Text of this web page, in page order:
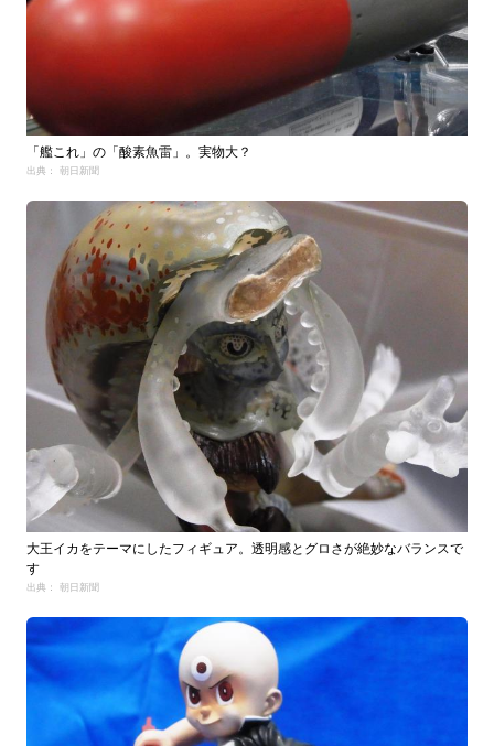
「艦これ」の「酸素魚雷」。実物大？
出典： 朝日新聞
大王イカをテーマにしたフィギュア。透明感とグロさが絶妙なバランスで
す
出典： 朝日新聞